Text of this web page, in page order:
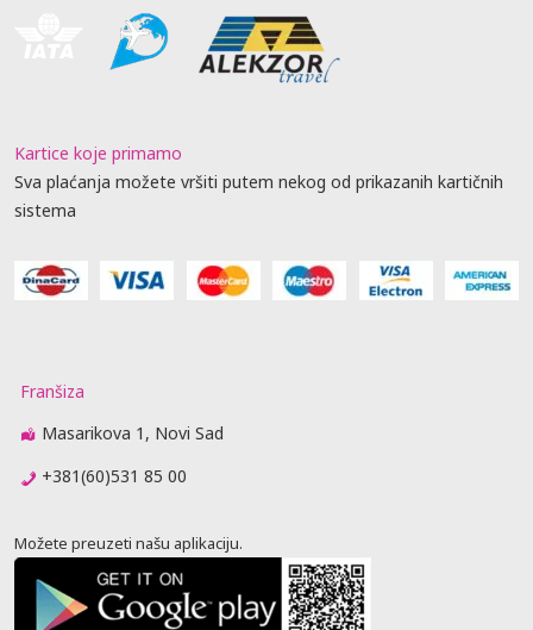
Kartice koje primamo
Sva plaćanja možete vršiti putem nekog od prikazanih kartičnih
sistema
Franšiza
Masarikova 1, Novi Sad
+381(60)531 85 00
Možete preuzeti našu aplikaciju.